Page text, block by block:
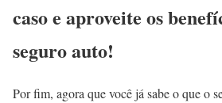
caso e aproveite os
seguro auto!
Por fim, agora que você já sabe o que o